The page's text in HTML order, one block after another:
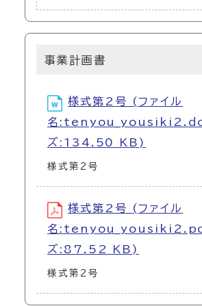
事業計画書
様式第2号 (ファイル
名
ズ:134.50 KB)
様式第2号
様式第2号 (ファイル
名
ズ:87.52 KB)
様式第2号